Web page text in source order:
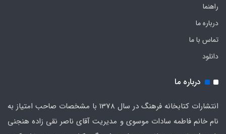
راهنما
درباره ما
تماس با ما
دانلود
درباره ما
انتشارات کتابخانه فرهنگ در سال 1378 با مشخصات صاحب امتیاز به
نام خانم فاطمه سادات موسوی و مدیریت آقای ناصر نقی زاده هنجنی